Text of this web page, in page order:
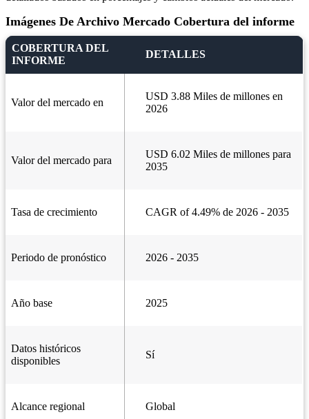
Imágenes De Archivo Mercado Cobertura del informe
COBERTURA DEL
INFORME
DETALLES
Valor del mercado en
USD 3.88 Miles de millones en
2026
Valor del mercado para
USD 6.02 Miles de millones para
2035
Tasa de crecimiento CAGR of 4.49% de 2026 - 2035
Periodo de pronóstico 2026 - 2035
Año base 2025
Datos históricos
disponibles
Sí
Alcance regional Global